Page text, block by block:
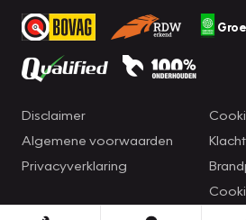
Disclaimer
Algemene voorwaarden
Privacyverklaring